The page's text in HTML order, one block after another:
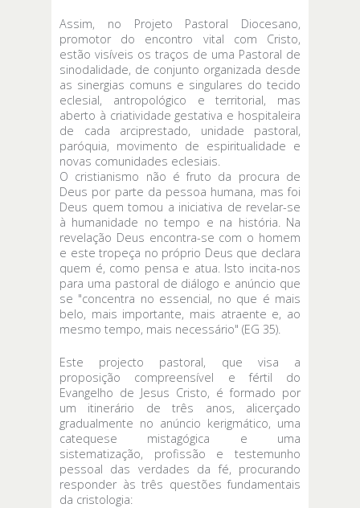
Assim, no Projeto Pastoral Diocesano,
promotor do encontro vital com Cristo,
estão visíveis os traços de uma Pastoral de
sinodalidade, de conjunto organizada desde
as sinergias comuns e singulares do tecido
eclesial, antropológico e territorial, mas
aberto à criatividade gestativa e hospitaleira
de cada arciprestado, unidade pastoral,
paróquia, movimento de espiritualidade e
novas comunidades eclesiais.
O cristianismo não é fruto da procura de
Deus por parte da pessoa humana, mas foi
Deus quem tomou a iniciativa de revelar-se
à humanidade no tempo e na história. Na
revelação Deus encontra-se com o homem
e este tropeça no próprio Deus que declara
quem é, como pensa e atua. Isto incita-nos
para uma pastoral de diálogo e anúncio que
se "concentra no essencial, no que é mais
belo, mais importante, mais atraente e, ao
mesmo tempo, mais necessário" (EG 35).
Este projecto pastoral, que visa a
proposição compreensível e fértil do
Evangelho de Jesus Cristo, é formado por
um itinerário de três anos, alicerçado
gradualmente no anúncio kerigmático, uma
catequese mistagógica e uma
sistematização, profissão e testemunho
pessoal das verdades da fé, procurando
responder às três questões fundamentais
da cristologia: